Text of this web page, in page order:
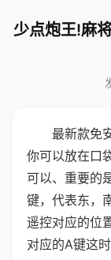
少点炮王!麻
最新款免
你可以放在口
可以、重要的
键，代表东，
遥控对应的位
对应的A键这